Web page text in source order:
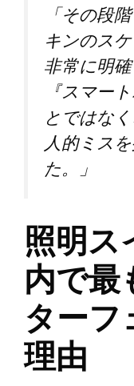
「その段
キンのス
非常に明
『スマー
とではな
人的ミス
た。」
照明
内で
ター
理由